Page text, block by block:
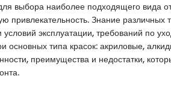
выбора наиболее подходящего вида
привлекательность. Знание различных
эксплуатации, требований по
основных типа красок: акриловые,
преимущества и недостатки,